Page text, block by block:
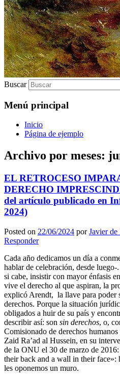
Buscar
Menú principal
Inicio
Página de ejemplo
Archivo por meses:
EL RETROCESO
DERECHO
del artículo publicado en
2024)
Posted on 22/06/2024 porJavier de
Responder
Cada año dedicamos un día a
hablar de celebración, desde
si cabe, insistir con mayor énfasis
vive el derecho al que aspiran, la
explicó Arendt, la llave para poder
derechos. Porque la situación
obligados a huir de su país y
describir así: son sin derechos, o,
Comisionado de derechos
Zaid Ra’ad al Hussein, en su
de la ONU el 30 de marzo de
their back and a wall in their face»:
les oponemos un muro.